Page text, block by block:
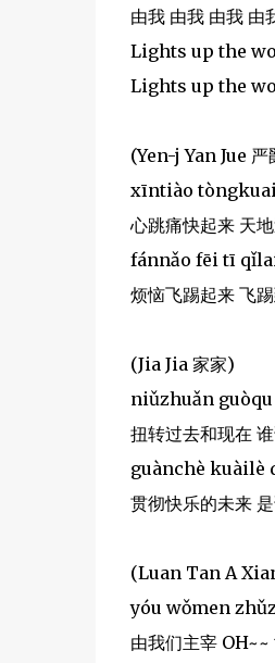
由我 由我 由我 由
Lights up the
Lights up the
(Yen-j Yan Jue 严
xīntiào
心跳痛快起来 天
fánnǎo fēi tī
烦恼飞踢起来 飞
(Jia Jia 家家)
niǔzhuǎn
扭转过去和现在
guànchè kuàilè
贯彻快乐的未来
(Luan Tan A
yóu wǒmen
由我们主宰